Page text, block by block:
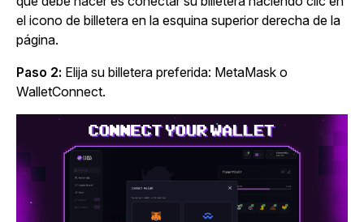
el icono de billetera en la esquina superior derecha de la
página.
Paso 2: Elija su billetera preferida: MetaMask o
WalletConnect.